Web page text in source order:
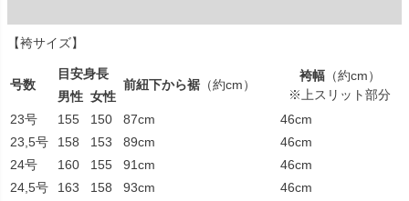
【袴サイズ】
号数
目安身長
前紐下から裾 （約cm）
袴幅（約cm）
※上スリット部分
男性 女性
23号
155 150 87cm
46cm
23,5号
158 153 89cm
46cm
24号
160 155 91cm
46cm
24,5号
163 158 93cm
46cm